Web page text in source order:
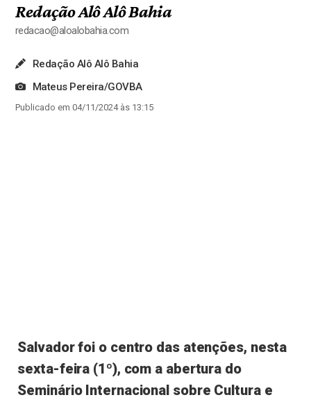
Redação Alô Alô Bahia
redacao@aloalobahia.com
Redação Alô Alô Bahia
Mateus Pereira/GOVBA
Publicado em 04/11/2024 às 13:15
Salvador foi o centro das atenções, nesta
sexta-feira (1º), com a abertura do
Seminário Internacional sobre Cultura e